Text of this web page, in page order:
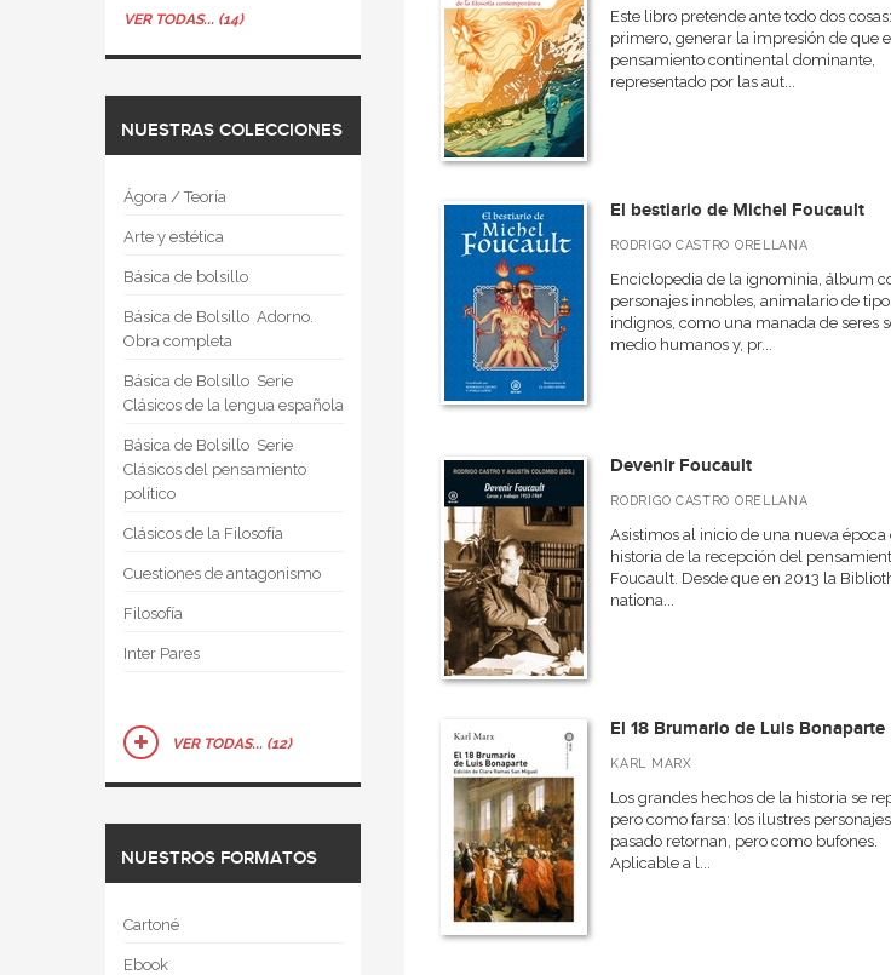
VER TODAS... (14)
NUESTRAS COLECCIONES
Ágora / Teoría
Arte y estética
Básica de bolsillo
Básica de Bolsillo  Adorno.
Obra completa
Básica de Bolsillo  Serie
Clásicos de la lengua española
Básica de Bolsillo  Serie
Clásicos del pensamiento
político
Clásicos de la Filosofía
Cuestiones de antagonismo
Filosofía
Inter Pares
VER TODAS... (12)
NUESTROS FORMATOS
Cartoné
Ebook
Este libro pretende ante todo dos cosas:
primero, generar la impresión de que
pensamiento continental dominante,
representado por las aut...
El bestiario de Michel Foucault
RODRIGO CASTRO ORELLANA
Enciclopedia de la ignominia, álbum
personajes innobles, animalario de
indignos, como una manada de seres
medio humanos y, pr...
Devenir Foucault
RODRIGO CASTRO ORELLANA
Asistimos al inicio de una nueva época
historia de la recepción del
Foucault. Desde que en 2013 la
nationa...
El 18 Brumario de Luis Bonaparte
KARL MARX
Los grandes hechos de la historia se
pero como farsa: los ilustres
pasado retornan, pero como bufones.
Aplicable a l...